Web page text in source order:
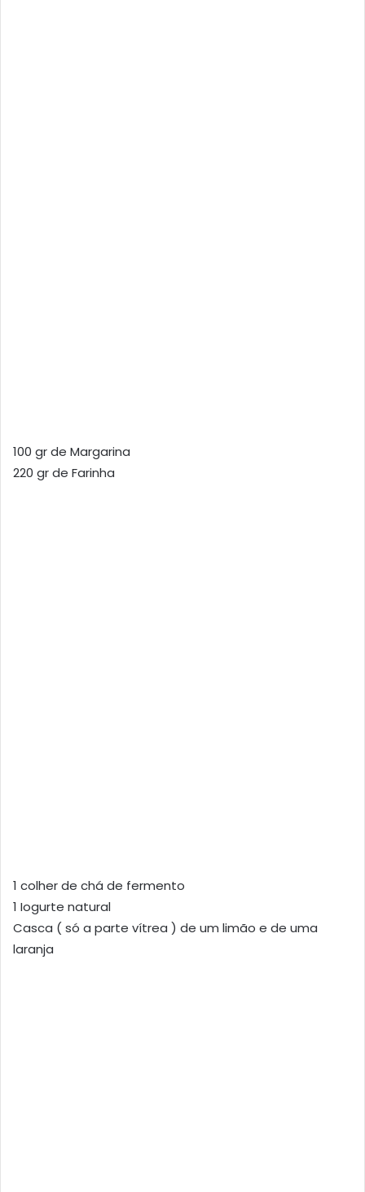
100 gr de Margarina
220 gr de Farinha
1 colher de chá de fermento
1 Iogurte natural
Casca ( só a parte vítrea ) de um limão e de uma
laranja